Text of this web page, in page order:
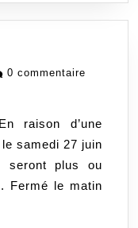
0 commentaire
raison d’une
samedi 27 juin
seront plus ou
Fermé le matin